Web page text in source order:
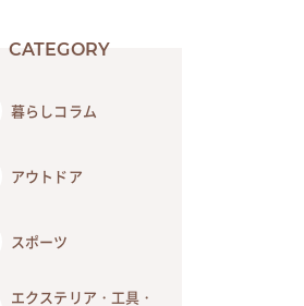
CATEGORY
暮らしコラム
アウトドア
スポーツ
エクステリア・工具・